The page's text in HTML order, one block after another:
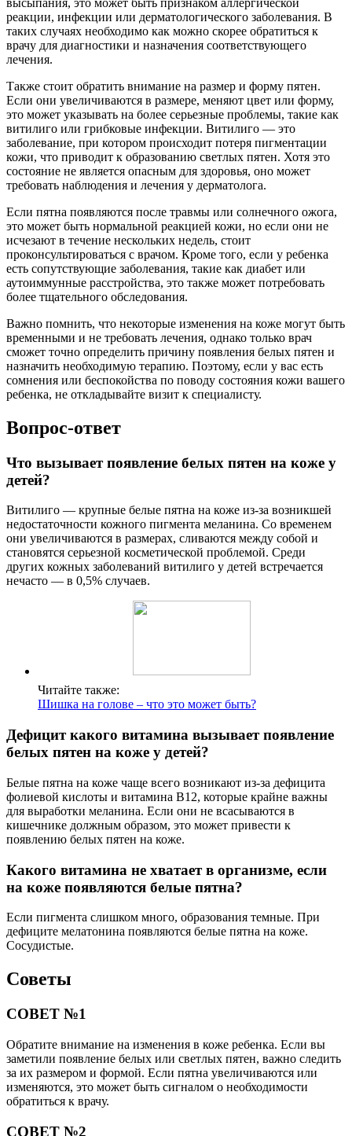
реакции, инфекции или дерматологического заболевания. В
таких случаях необходимо как можно скорее обратиться к
врачу для диагностики и назначения соответствующего
лечения.
Также стоит обратить внимание на размер и форму пятен.
Если они увеличиваются в размере, меняют цвет или форму,
это может указывать на более серьезные проблемы, такие как
витилиго или грибковые инфекции. Витилиго — это
заболевание, при котором происходит потеря пигментации
кожи, что приводит к образованию светлых пятен. Хотя это
состояние не является опасным для здоровья, оно может
требовать наблюдения и лечения у дерматолога.
Если пятна появляются после травмы или солнечного ожога,
это может быть нормальной реакцией кожи, но если они не
исчезают в течение нескольких недель, стоит
проконсультироваться с врачом. Кроме того, если у ребенка
есть сопутствующие заболевания, такие как диабет или
аутоиммунные расстройства, это также может потребовать
более тщательного обследования.
Важно помнить, что некоторые изменения на коже могут быть
временными и не требовать лечения, однако только врач
сможет точно определить причину появления белых пятен и
назначить необходимую терапию. Поэтому, если у вас есть
сомнения или беспокойства по поводу состояния кожи вашего
ребенка, не откладывайте визит к специалисту.
Вопрос-ответ
Что вызывает появление белых пятен на коже у
детей?
Витилиго — крупные белые пятна на коже из-за возникшей
недостаточности кожного пигмента меланина. Со временем
они увеличиваются в размерах, сливаются между собой и
становятся серьезной косметической проблемой. Среди
других кожных заболеваний витилиго у детей встречается
нечасто — в 0,5% случаев.
Читайте также:
Шишка на голове – что это может быть?
Дефицит какого витамина вызывает появление
белых пятен на коже у детей?
Белые пятна на коже чаще всего возникают из-за дефицита
фолиевой кислоты и витамина B12, которые крайне важны
для выработки меланина. Если они не всасываются в
кишечнике должным образом, это может привести к
появлению белых пятен на коже.
Какого витамина не хватает в организме, если
на коже появляются белые пятна?
Если пигмента слишком много, образования темные. При
дефиците мелатонина появляются белые пятна на коже.
Сосудистые.
Советы
СОВЕТ №1
Обратите внимание на изменения в коже ребенка. Если вы
заметили появление белых или светлых пятен, важно следить
за их размером и формой. Если пятна увеличиваются или
изменяются, это может быть сигналом о необходимости
обратиться к врачу.
СОВЕТ №2